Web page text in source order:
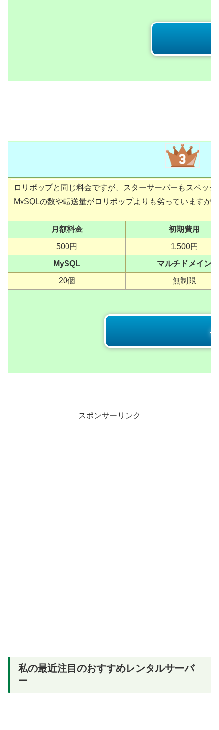
ロリポップと同じ料金ですが、スターサーバーもスペッ
MySQLの数や転送量がロリポップよりも劣っていますが
月額料金 初期費用
500円 1,500円
MySQL マルチドメイン
20個 無制限
スポンサーリンク
私の最近注目のおすすめレンタルサーバ
ー